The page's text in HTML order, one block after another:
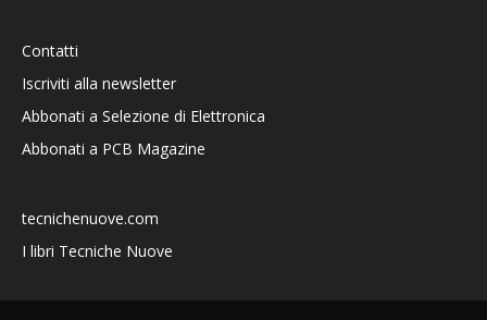
Contatti
Iscriviti alla newsletter
Abbonati a Selezione di Elettronica
Abbonati a PCB Magazine
tecnichenuove.com
I libri Tecniche Nuove